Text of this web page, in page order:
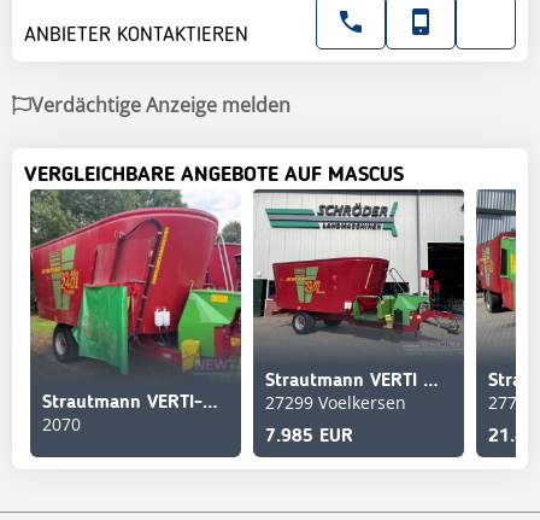
ANBIETER KONTAKTIEREN
Verdächtige Anzeige melden
VERGLEICHBARE ANGEBOTE AUF MASCUS
Strautmann VERTI-MIX 2401 DOUBLE
2070
Strautmann VERTI MIX 2401 DOUBLE
27299 Voelkersen
7.985 EUR